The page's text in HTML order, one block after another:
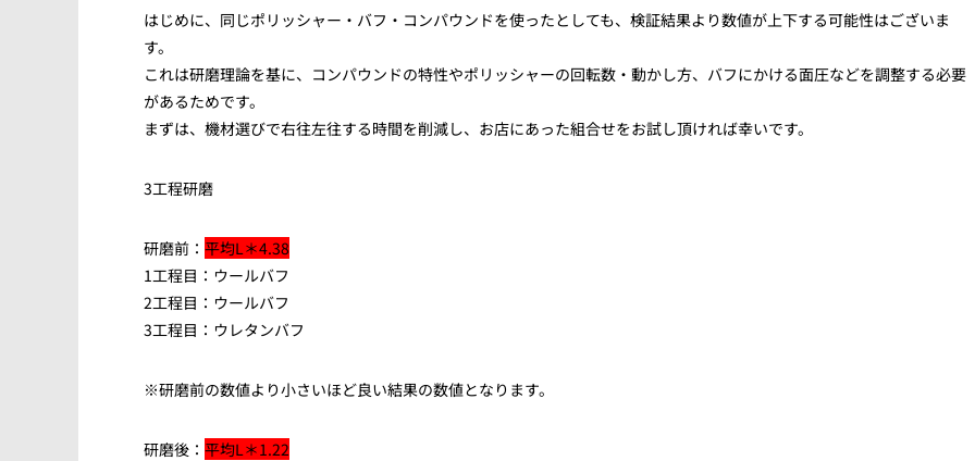
はじめに、同じポリッシャー・バフ・コンパウンドを使ったとしても、検証結果より数値が上下する可能性はございま
す。
これは研磨理論を基に、コンパウンドの特性やポリッシャーの回転数・動かし方、バフにかける面圧などを調整する必要
があるためです。
まずは、機材選びで右往左往する時間を削減し、お店にあった組合せをお試し頂ければ幸いです。
3工程研磨
研磨前： 平均L＊4.38
1工程目：ウールバフ
2工程目：ウールバフ
3工程目：ウレタンバフ
※研磨前の数値より小さいほど良い結果の数値となります。
研磨後： 平均L＊1.22